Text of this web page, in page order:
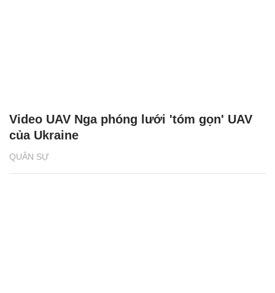
QUÂN SỰ
Video UAV Nga phóng lưới 'tóm gọn' UAV
của Ukraine